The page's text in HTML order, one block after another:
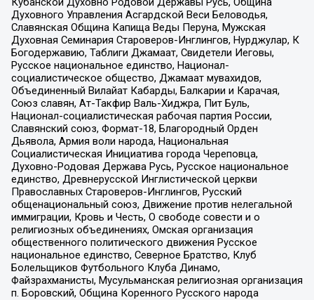
Духовного Управления Асгардской Веси Беловодья,
Славянская Община Капища Веды Перуна, Мужская
Духовная Семинария Староверов-Инглингов, Нурджулар, К
Богодержавию, Таблиги Джамаат, Свидетели Иеговы,
Русское национальное единство, Национал-
социалистическое общество, Джамаат мувахидов,
Объединенный Вилайат Кабарды, Балкарии и Карачая,
Союз славян, Ат-Такфир Валь-Хиджра, Пит Буль,
Национал-социалистическая рабочая партия России,
Славянский союз, Формат-18, Благородный Орден
Дьявола, Армия воли народа, Национальная
Социалистическая Инициатива города Череповца,
Духовно-Родовая Держава Русь, Русское национальное
единство, Древнерусской Инглистической церкви
Православных Староверов-Инглингов, Русский
общенациональный союз, Движение против нелегальной
иммиграции, Кровь и Честь, О свободе совести и о
религиозных объединениях, Омская организация
общественного политического движения Русское
национальное единство, Северное Братство, Клуб
Болельщиков Футбольного Клуба Динамо,
Файзрахманисты, Мусульманская религиозная организация
п. Боровский, Община Коренного Русского народа